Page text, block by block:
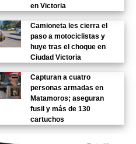
en Victoria
Camioneta les cierra el
paso a motociclistas y
huye tras el choque en
Ciudad Victoria
Capturan a cuatro
personas armadas en
Matamoros; aseguran
fusil y más de 130
cartuchos